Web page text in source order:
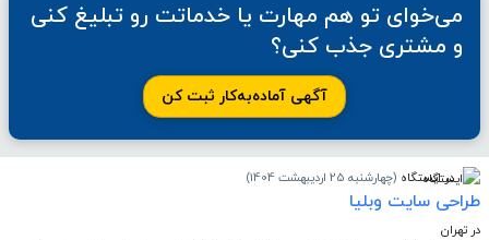
می‌خوای تو هم مهارت یا خدماتت رو تبلیغ کنی
و مشتری جذب کنی؟
آگهی آماده‌به‌کار ثبت کن
در ایستگاه (چهارشنبه 25 اردیبهشت 1404)
طراحی سایت وبلیا
در تهران